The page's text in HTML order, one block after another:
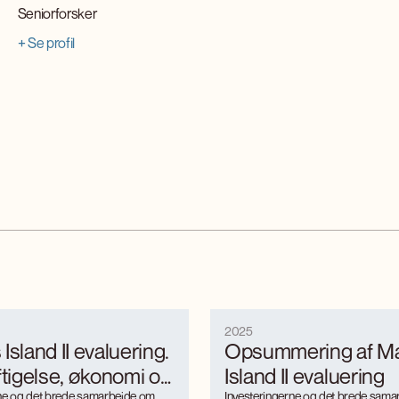
Seniorforsker
+ Se profil
Island II evaluering.
økonomi og
Opsummering af
Island II evaluering
2025